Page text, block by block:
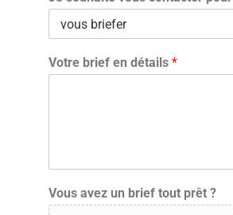
Votre brief en détails *
Vous avez un brief tout prêt ?